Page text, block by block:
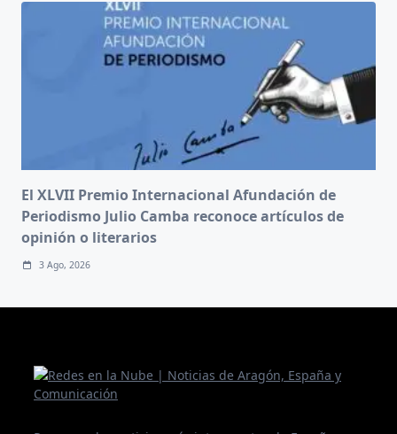
El XLVII Premio Internacional Afundación de
Periodismo Julio Camba reconoce artículos de
opinión o literarios
3 Ago, 2026